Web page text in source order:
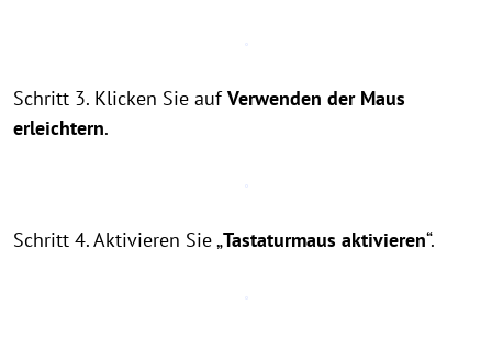
Schritt 3. Klicken Sie aufVerwenden der Maus
erleichtern.
Schritt 4. Aktivieren Sie „Tastaturmaus aktivieren“.